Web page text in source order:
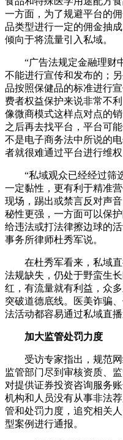
一方面，为了规避平台的
品类型进行一定的佣金抽
倾向于将流量引入私域。
“广告法规定金融理财
不能进行宣传和发布的；
品按照保健品的标准进行
费者权益保护来说非常不
像微商模式这样点对点的
之后再去找平台，平台可
不是电子商务法中所说的
者就很难通过平台进行维权
“私域观众已经经过筛
一定黏性，更有利于精准
现场，踢出或禁言反对声
秘性更强，一方面可以保
给违法或打法律擦边球的
事务所律师杜秀军说。
在杜秀军看来，私域
法规缺失，仍处于野蛮生
红，有流量就有利益，众
突破道德底线。医美诈骗
法活动都容易通过私域直播
加大监管处罚力度
受访专家指出，规范
监管部门尽到审核资质、
对提供证券投资咨询服务
机构和人员没有从事非法
管和处罚力度，追究相关
型案例进行通报。